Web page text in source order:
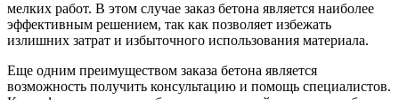
мелких работ. В этом случае заказ бетона является наиболее
эффективным решением, так как позволяет избежать
излишних затрат и избыточного использования материала.
Еще одним преимуществом заказа бетона является
возможность получить консультацию и помощь специалистов.